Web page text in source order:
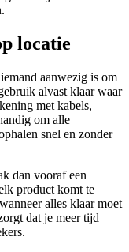
locatie
aanwezig is om
alvast klaar waar
met kabels,
om alle
snel en zonder
dan vooraf een
product komt te
alles klaar moet
dat je meer tijd